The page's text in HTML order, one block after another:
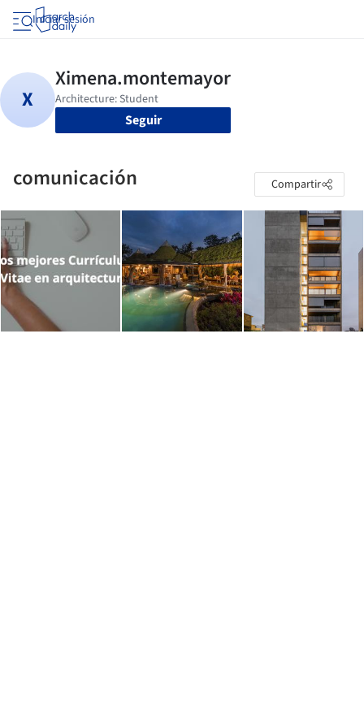
Iniciar sesión
Seguir
comunicación Compartir